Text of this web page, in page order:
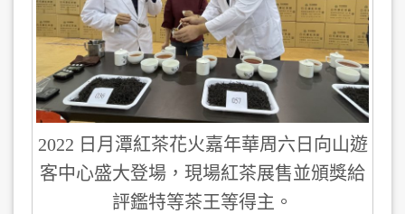
2022 日月潭紅茶花火嘉年華周六日向山遊
客中心盛大登場，現場紅茶展售並頒獎給
評鑑特等茶王等得主。